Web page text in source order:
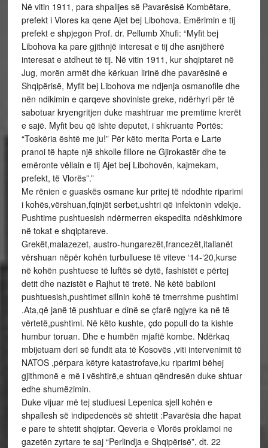
Në vitin 1911, para shpalljes së Pavarësisë Kombëtare,
prefekt i Vlores ka qene Ajet bej Libohova. Emërimin e tij
prefekt e shpjegon Prof. dr. Pellumb Xhufi: “Myfit bej
Libohova ka pare gjithnjë interesat e tij dhe asnjëherë
interesat e atdheut të tij. Në vitin 1911, kur shqiptaret në
Jug, morën armët dhe kërkuan lirinë dhe pavarësinë e
Shqipërisë, Myfit bej Libohova me ndjenja osmanofile dhe
nën ndikimin e qarqeve shoviniste greke, ndërhyri për të
sabotuar kryengritjen duke mashtruar me premtime krerët
e sajë. Myfit beu që ishte deputet, i shkruante Portës:
“Toskëria është me ju!” Për këto merita Porta e Larte
pranoi të hapte një shkolle fillore ne Gjirokastër dhe te
emëronte vëllain e tij Ajet bej Libohovën, kajmekam,
prefekt, të Vlorës”.”
Me rënien e guaskës osmane kur pritej të ndodhte riparimi
i kohës,vërshuan,fqinjët serbet,ushtri që infektonin vdekje.
Pushtime pushtuesish ndërmerren ekspedita ndëshkimore
në tokat e shqiptareve.
Grekët,malazezet, austro-hungarezët,francezët,italianët
vërshuan nëpër kohën turbulluese të viteve ‘14-‘20,kurse
në kohën pushtuese të luftës së dytë, fashistët e përtej
detit dhe nazistët e Rajhut të tretë. Në këtë babiloni
pushtuesish,pushtimet sillnin kohë të tmerrshme pushtimi
.Ata,që janë të pushtuar e dinë se çfarë ngjyre ka në të
vërtetë,pushtimi. Në këto kushte, çdo popull do ta kishte
humbur toruan. Dhe e humbën mjaftë kombe. Ndërkaq
mbijetuam deri së fundit ata të Kosovës ,viti intervenimit të
NATOS ,përpara këtyre katastrofave,ku riparimi bëhej
gjithmonë e më i vështirë,e shtuan qëndresën duke shtuar
edhe shumëzimin.
Duke vijuar më tej studiuesi Lepenica sjell kohën e
shpallesh së indipedencës së shtetit :Pavarësia dhe hapat
e pare te shtetit shqiptar. Qeveria e Vlorës proklamoi ne
gazetën zyrtare te saj “Perlindja e Shqipërisë”, dt. 22